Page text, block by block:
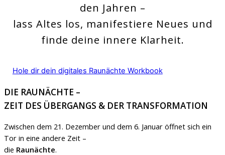
den Jahren –
lass Altes los, manifestiere Neues und
finde deine innere Klarheit.
Hole dir dein digitales Raunächte Workbook
DIE RAUNÄCHTE –
ZEIT DES ÜBERGANGS & DER TRANSFORMATION
Zwischen dem 21. Dezember und dem 6. Januar öffnet sich ein
Tor in eine andere Zeit –
die Raunächte.